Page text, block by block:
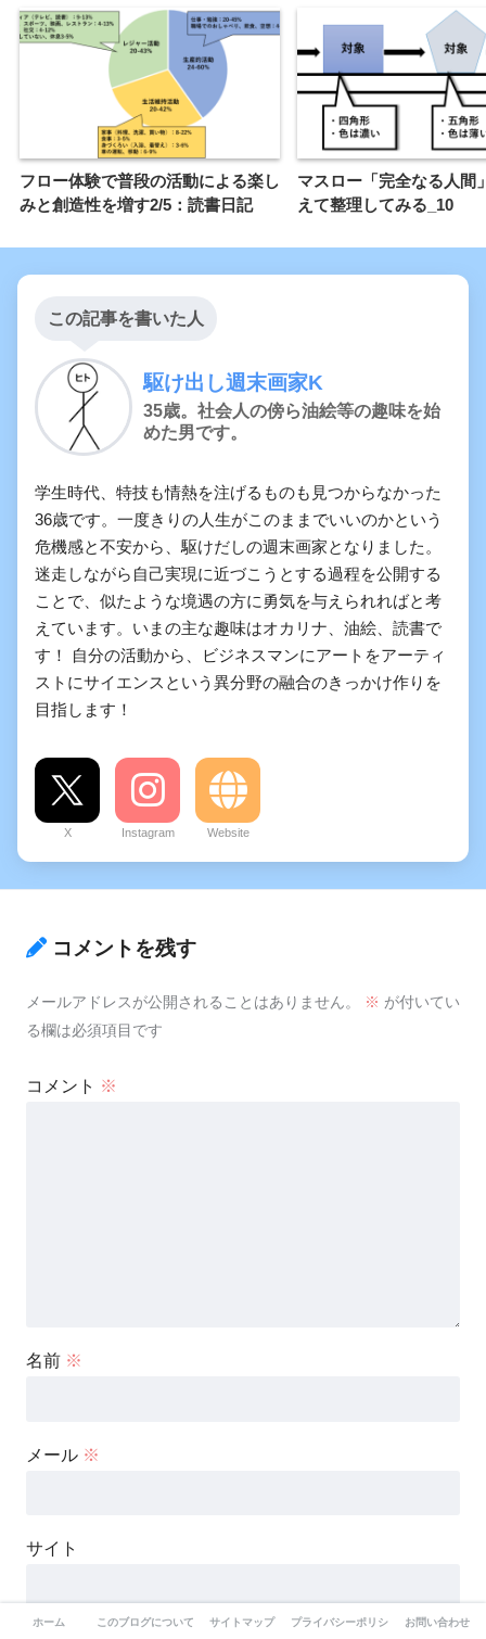
フロー体験で普段の活動による楽し
みと創造性を増す2/5：読書日記
マスロー「完全なる人間
えて整理してみる_10
この記事を書いた人
駆け出し週末画家K
35歳。社会人の傍ら油絵等の趣味を始
めた男です。
学生時代、特技も情熱を注げるものも見つからなかった
36歳です。一度きりの人生がこのままでいいのかという
危機感と不安から、駆けだしの週末画家となりました。
迷走しながら自己実現に近づこうとする過程を公開する
ことで、似たような境遇の方に勇気を与えられればと考
えています。いまの主な趣味はオカリナ、油絵、読書で
す！ 自分の活動から、ビジネスマンにアートをアーティ
ストにサイエンスという異分野の融合のきっかけ作りを
目指します！
X Instagram Website
コメントを残す
メールアドレスが公開されることはありません。 ※ が付いてい
る欄は必須項目です
コメント ※
名前 ※
メール ※
サイト
ホーム このブログについて-自分らしさを求めて
サイトマップ プライバシーポリシー お問い合わせ